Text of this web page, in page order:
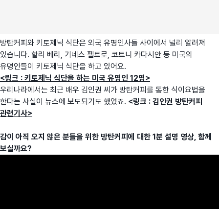
방탄커피와 키토제닉 식단은 외국 유명인사들 사이에서 널리 알려져
있습니다. 할리 베리, 기네스 펠트로, 코트니 카다시안 등 미국의
유명인들이 키토제닉 식단을 하고 있어요.
<링크 : 키토제닉 식단을 하는 미국 유명인 12명>
우리나라에서는 최근 배우 김인권 씨가 방탄커피를 통한 식이요법을
한다는 사실이 뉴스에 보도되기도 했었죠. <링크 : 김인권 방탄커피
관련기사>
감이 아직 오지 않은 분들을 위한 방탄커피에 대한 1분 설명 영상, 함께
보실까요?